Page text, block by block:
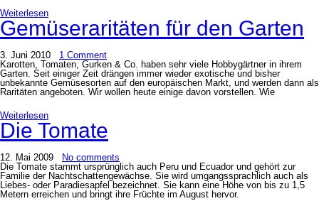
Weiterlesen
Gemüseraritäten für den Garten
3. Juni 2010
1 Comment
Karotten, Tomaten, Gurken & Co. haben sehr viele Hobbygärtner in ihrem
Garten. Seit einiger Zeit drängen immer wieder exotische und bisher
unbekannte Gemüsesorten auf den europäischen Markt, und werden dann als
Raritäten angeboten. Wir wollen heute einige davon vorstellen. Wie
Weiterlesen
Die Tomate
12. Mai 2009
No comments
Die Tomate stammt ursprünglich auch Peru und Ecuador und gehört zur
Familie der Nachtschattengewächse. Sie wird umgangssprachlich auch als
Liebes- oder Paradiesapfel bezeichnet. Sie kann eine Höhe von bis zu 1,5
Metern erreichen und bringt ihre Früchte im August hervor.